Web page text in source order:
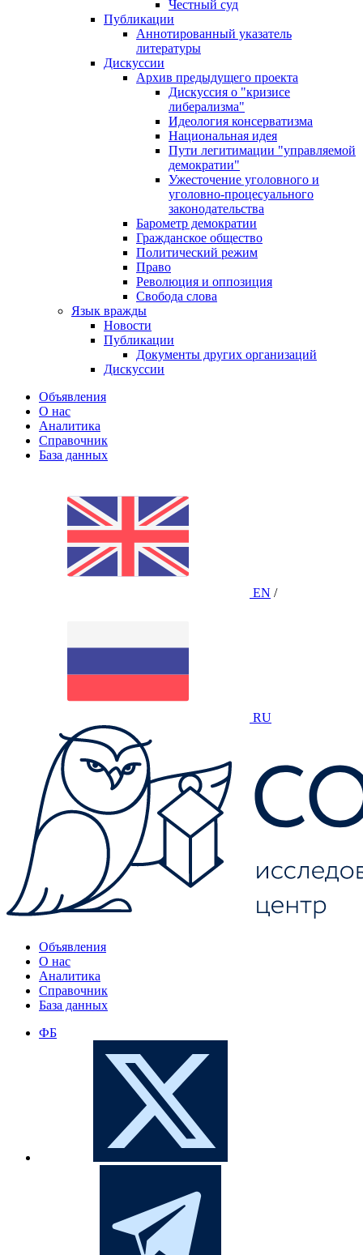
Честный суд
Публикации
Аннотированный указатель
литературы
Дискуссии
Архив предыдущего проекта
Дискуссия о "кризисе
либерализма"
Идеология консерватизма
Национальная идея
Пути легитимации "управляемой
демократии"
Ужесточение уголовного и
уголовно-процесуального
законодательства
Барометр демократии
Гражданское общество
Политический режим
Право
Революция и оппозиция
Свобода слова
Язык вражды
Новости
Публикации
Документы других организаций
Дискуссии
Объявления
О нас
Аналитика
Справочник
База данных
EN /
RU
Объявления
О нас
Аналитика
Справочник
База данных
ФБ